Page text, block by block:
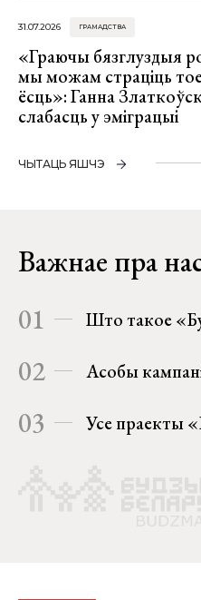
31.07.2026 ГРАМАДСТВА
«Граючы бязглуздыя
мы можам страціць
ёсць»: Ганна
слабасць у эміграцыі
ЧЫТАЦЬ ЯШЧЭ
Важнае пра
01 Што такое
02 Асобы
03 Усе праекты